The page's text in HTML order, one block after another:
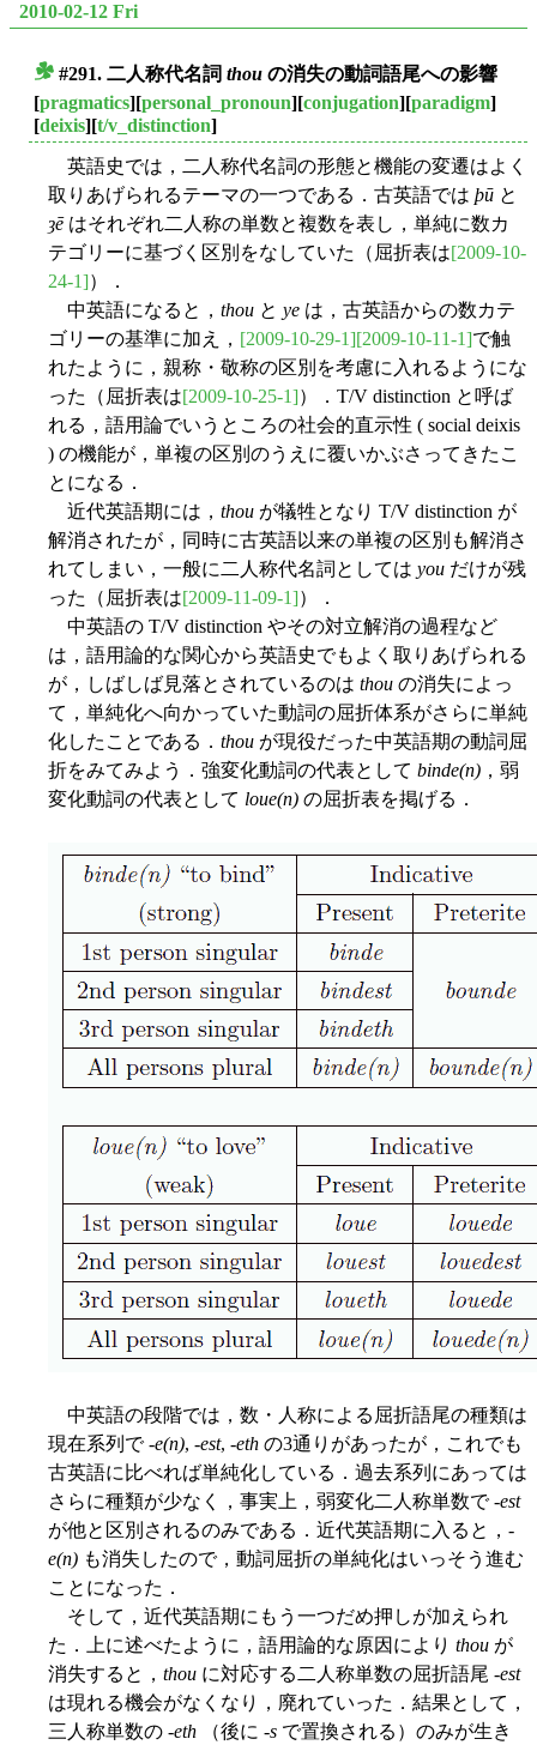
2010-02-12 Fri
#291. 二人称代名詞 thou の消失の動詞語尾への影響
[pragmatics][personal_pronoun][conjugation][paradigm]
[deixis][t/v_distinction]
英語史では，二人称代名詞の形態と機能の変遷はよく
取りあげられるテーマの一つである．古英語では þū と
ȝēはそれぞれ二人称の単数と複数を表し，単純に数カ
テゴリーに基づく区別をなしていた（屈折表は[2009-10-
24-1]）．
中英語になると， thou と ye は，古英語からの数カテ
ゴリーの基準に加え， [2009-10-29-1][2009-10-11-1]で触
れたように，親称・敬称の区別を考慮に入れるようにな
った（屈折表は[2009-10-25-1]）．T/V distinction と呼ば
れる，語用論でいうところの社会的直示性 ( social deixis
) の機能が，単複の区別のうえに覆いかぶさってきたこ
とになる．
近代英語期には， thou が犠牲となり T/V distinction が
解消されたが，同時に古英語以来の単複の区別も解消さ
れてしまい，一般に二人称代名詞としては you だけが残
った（屈折表は[2009-11-09-1]）．
中英語の T/V distinction やその対立解消の過程など
は，語用論的な関心から英語史でもよく取りあげられる
が，しばしば見落とされているのは thou の消失によっ
て，単純化へ向かっていた動詞の屈折体系がさらに単純
化したことである． thou が現役だった中英語期の動詞屈
折をみてみよう．強変化動詞の代表として binde(n) ，弱
変化動詞の代表として loue(n) の屈折表を掲げる．
中英語の段階では，数・人称による屈折語尾の種類は
現在系列で -e(n), -est, -eth の3通りがあったが，これでも
古英語に比べれば単純化している．過去系列にあっては
さらに種類が少なく，事実上，弱変化二人称単数で -est
が他と区別されるのみである．近代英語期に入ると，-
e(n) も消失したので，動詞屈折の単純化はいっそう進む
ことになった．
そして，近代英語期にもう一つだめ押しが加えられ
た．上に述べたように，語用論的な原因により thou が
消失すると， thou に対応する二人称単数の屈折語尾 -est
は現れる機会がなくなり，廃れていった．結果として，
三人称単数の -eth （後に -s で置換される）のみが生き